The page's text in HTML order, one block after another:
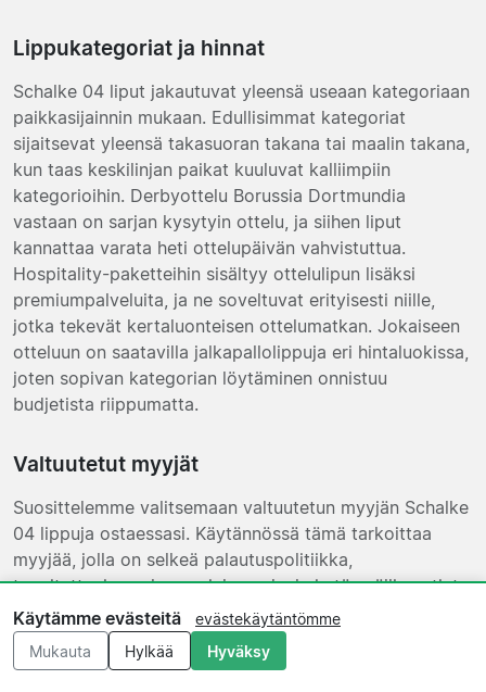
Lippukategoriat ja hinnat
Schalke 04 liput jakautuvat yleensä useaan kategoriaan
paikkasijainnin mukaan. Edullisimmat kategoriat
sijaitsevat yleensä takasuoran takana tai maalin takana,
kun taas keskilinjan paikat kuuluvat kalliimpiin
kategorioihin. Derbyottelu Borussia Dortmundia
vastaan on sarjan kysytyin ottelu, ja siihen liput
kannattaa varata heti ottelupäivän vahvistuttua.
Hospitality-paketteihin sisältyy ottelulipun lisäksi
premiumpalveluita, ja ne soveltuvat erityisesti niille,
jotka tekevät kertaluonteisen ottelumatkan. Jokaiseen
otteluun on saatavilla jalkapallolippuja eri hintaluokissa,
joten sopivan kategorian löytäminen onnistuu
budjetista riippumatta.
Valtuutetut myyjät
Suosittelemme valitsemaan valtuutetun myyjän Schalke
04 lippuja ostaessasi. Käytännössä tämä tarkoittaa
myyjää, jolla on selkeä palautuspolitiikka,
tavoitettavissa oleva asiakaspalvelu ja täsmällinen tieto
siitä, missä muodossa liput toimitetaan. Sähköinen lippu
on yleisin toimitustapa, ja se lähetetään yleensä
sähköpostiin ennen ottelua. Osa myyjistä toimittaa liput
Käytämme evästeitä
evästekäytäntömme
Mukauta
Hylkää Hyväksy